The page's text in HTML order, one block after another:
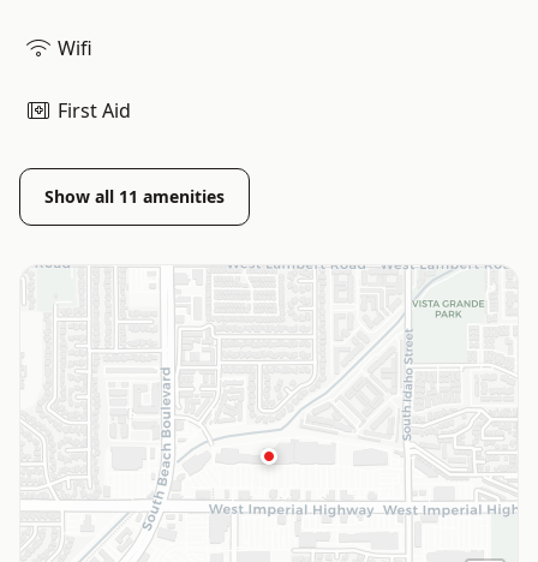
Wifi
First Aid
Show all 11 amenities